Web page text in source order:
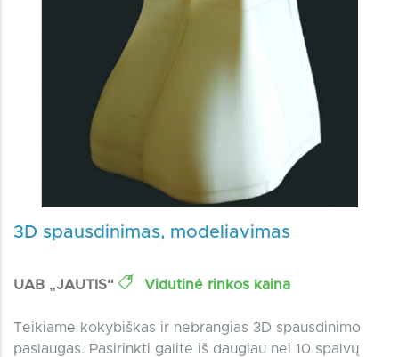
3D spausdinimas, modeliavimas
UAB „JAUTIS“ Vidutinė rinkos kaina
Teikiame kokybiškas ir nebrangias 3D spausdinimo
paslaugas. Pasirinkti galite iš daugiau nei 10 spalvų